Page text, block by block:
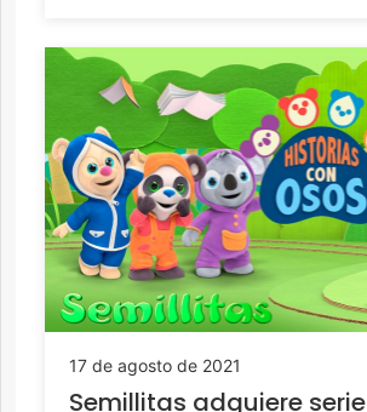
17 de agosto de 2021
Semillitas adquiere serie